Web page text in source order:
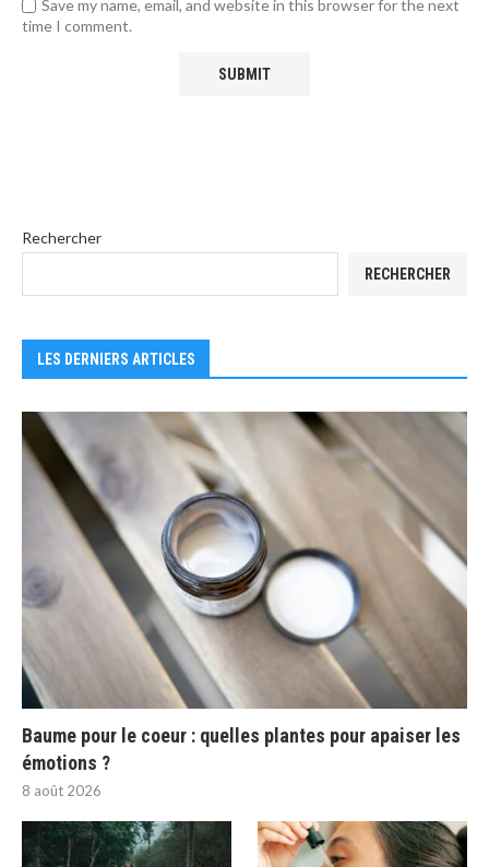
Save my name, email, and website in this browser for the next
time I comment.
Rechercher
RECHERCHER
LES DERNIERS ARTICLES
Baume pour le coeur : quelles plantes pour apaiser les
émotions ?
8 août 2026